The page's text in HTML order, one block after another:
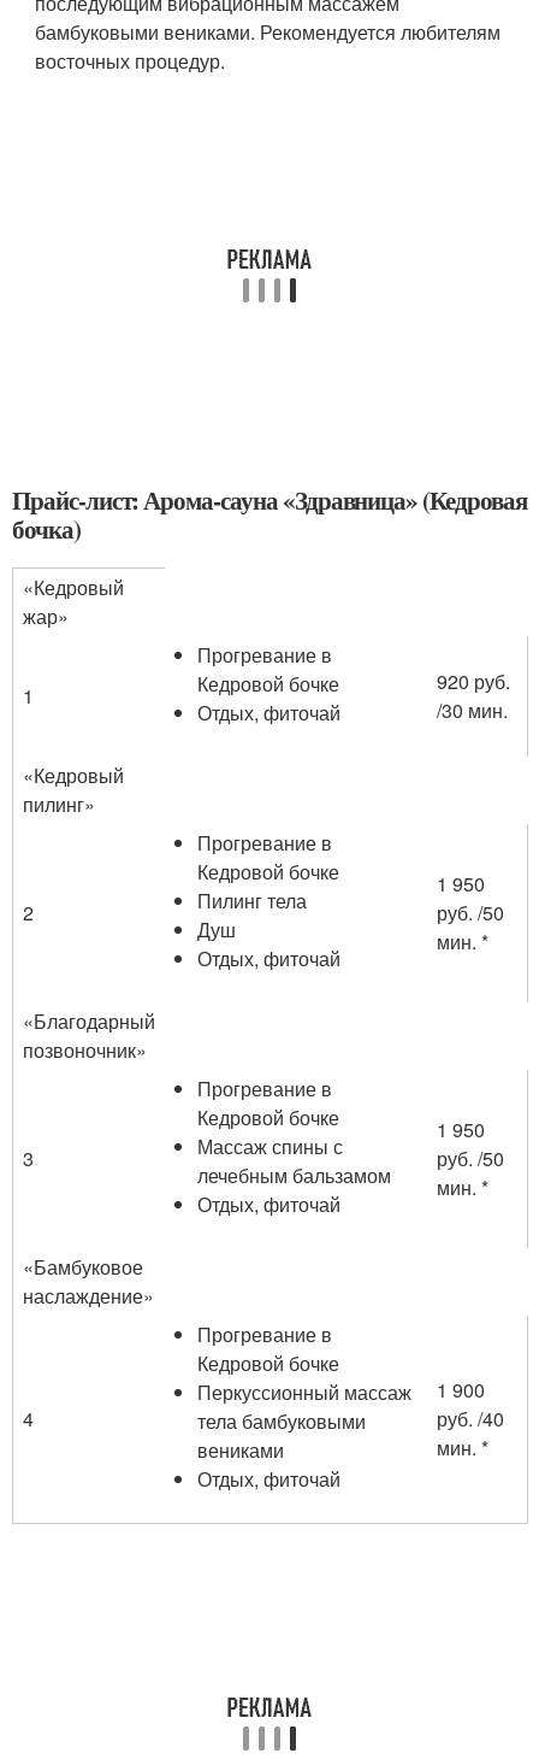
бамбуковыми вениками. Рекомендуется любителям
восточных процедур.
Прайс-лист: Арома-сауна «Здравница» (Кедровая
бочка)
«Кедровый
жар»
1
Прогревание в
Кедровой бочке
Отдых, фиточай
920 руб.
/30 мин.
«Кедровый
пилинг»
2
Прогревание в
Кедровой бочке
Пилинг тела
Душ
Отдых, фиточай
1 950
руб. /50
мин. *
«Благодарный
позвоночник»
3
Прогревание в
Кедровой бочке
Массаж спины с
лечебным бальзамом
Отдых, фиточай
1 950
руб. /50
мин. *
«Бамбуковое
наслаждение»
4
Прогревание в
Кедровой бочке
Перкуссионный массаж
тела бамбуковыми
вениками
Отдых, фиточай
1 900
руб. /40
мин. *